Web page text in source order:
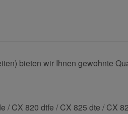
bieten wir Ihnen gewohnte
CX 820 dtfe / CX 825 dte / CX